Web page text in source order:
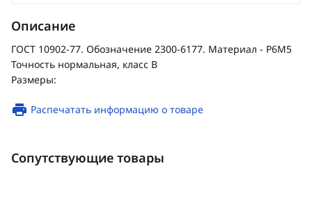
Описание
ГОСТ 10902-77. Обозначение 2300-6177. Материал - Р6М5
Точность нормальная, класс В
Размеры:
Распечатать информацию о товаре
Сопутствующие товары